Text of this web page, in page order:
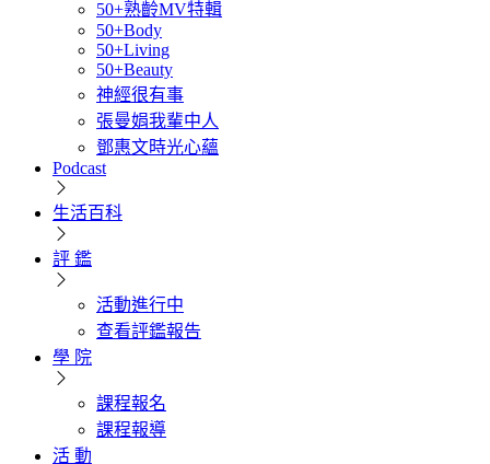
50+熟齡MV特輯
50+Body
50+Living
50+Beauty
神經很有事
張曼娟我輩中人
鄧惠文時光心蘊
Podcast
生活百科
評 鑑
活動進行中
查看評鑑報告
學 院
課程報名
課程報導
活 動